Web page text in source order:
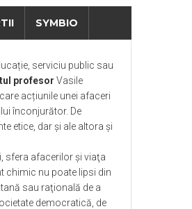
SYMBIO
serviciu public sau
profesor Vasile
care acțiunile unei afaceri
înconjurător. De
etice, dar și ale altora și
sfera afacerilor şi viaţa
chimic nu poate lipsi din
sau raţională de a
democratică, de